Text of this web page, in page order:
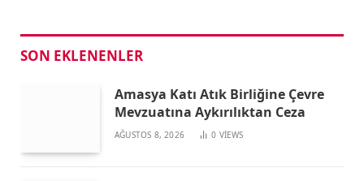
SON EKLENENLER
Amasya Katı Atık Birliğine Çevre
Mevzuatına Aykırılıktan Ceza
AĞUSTOS 8, 2026 0 VIEWS